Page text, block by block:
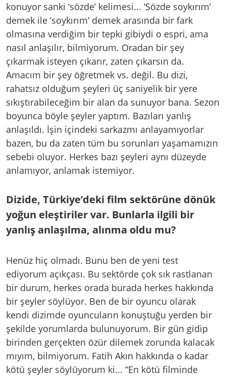
konuyor sanki ‘sözde’ kelimesi... ‘Sözde soykırım’
demek ile ‘soykırım’ demek arasında bir fark
olmasına verdiğim bir tepki gibiydi o espri, ama
nasıl anlaşılır, bilmiyorum. Oradan bir şey
çıkarmak isteyen çıkarır, zaten çıkarsın da.
Amacım bir şey öğretmek vs. değil. Bu dizi,
rahatsız olduğum şeyleri üç saniyelik bir yere
sıkıştırabileceğim bir alan da sunuyor bana. Sezon
boyunca böyle şeyler yaptım. Bazıları yanlış
anlaşıldı. İşin içindeki sarkazmı anlayamıyorlar
bazen, bu da zaten tüm bu sorunları yaşamamızın
sebebi oluyor. Herkes bazı şeyleri aynı düzeyde
anlamıyor, anlamak istemiyor.
Dizide, Türkiye’deki film sektörüne dönük
yoğun eleştiriler var. Bunlarla ilgili bir
yanlış anlaşılma, alınma oldu mu?
Henüz hiç olmadı. Bunu ben de yeni test
ediyorum açıkçası. Bu sektörde çok sık rastlanan
bir durum, herkes orada burada herkes hakkında
bir şeyler söylüyor. Ben de bir oyuncu olarak
kendi dizimde oyuncuların konuştuğu yerden bir
şekilde yorumlarda bulunuyorum. Bir gün gidip
birinden gerçekten özür dilemek zorunda kalacak
mıyım, bilmiyorum. Fatih Akın hakkında o kadar
kötü şeyler söylüyorum ki... “En kötü filminde